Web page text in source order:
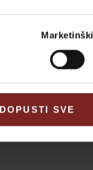
Marketinški
DOPUSTI SVE